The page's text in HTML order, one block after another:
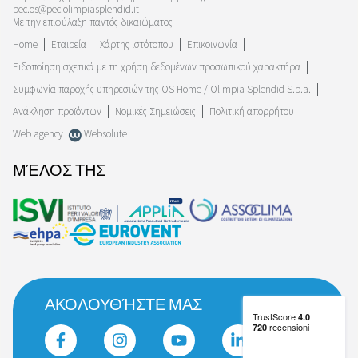
pec.os@pec.olimpiasplendid.it
Με την επιφύλαξη παντός δικαιώματος
Home
Εταιρεία Χάρτης ιστότοπου
Επικοινωνία
Ειδοποίηση σχετικά με τη χρήση δεδομένων προσωπικού χαρακτήρα
Συμφωνία παροχής υπηρεσιών της OS Home / Olimpia Splendid S.p.a.
Ανάκληση προϊόντων
Νομικές Σημειώσεις
Πολιτική απορρήτου
Web agency
Websolute
ΜΈΛΟΣ ΤΗΣ
ΑΚΟΛΟΥΘΉΣΤΕ ΜΑΣ